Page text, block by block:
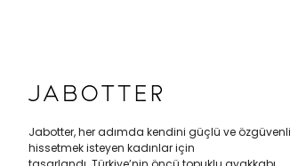
Jabotter, her adımda kendini güçlü ve özgüvenli
hissetmek isteyen kadınlar için